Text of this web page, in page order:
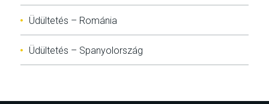
Üdültetés – Románia
Üdültetés – Spanyolország